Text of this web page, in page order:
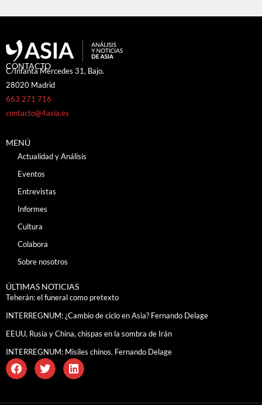
CONTACTO
C/Infanta Mercedes 31, Bajo.
28020 Madrid
663 271 716
contacto@4asia.es
MENÚ
Actualidad y Análisis
Eventos
Entrevistas
Informes
Cultura
Colabora
Sobre nosotros
ÚLTIMAS NOTICIAS
Teherán: el funeral como pretexto
INTERREGNUM: ¿Cambio de ciclo en Asia? Fernando Delage
EEUU, Rusia y China, chispas en la sombra de Irán
INTERREGNUM: Misiles chinos. Fernando Delage